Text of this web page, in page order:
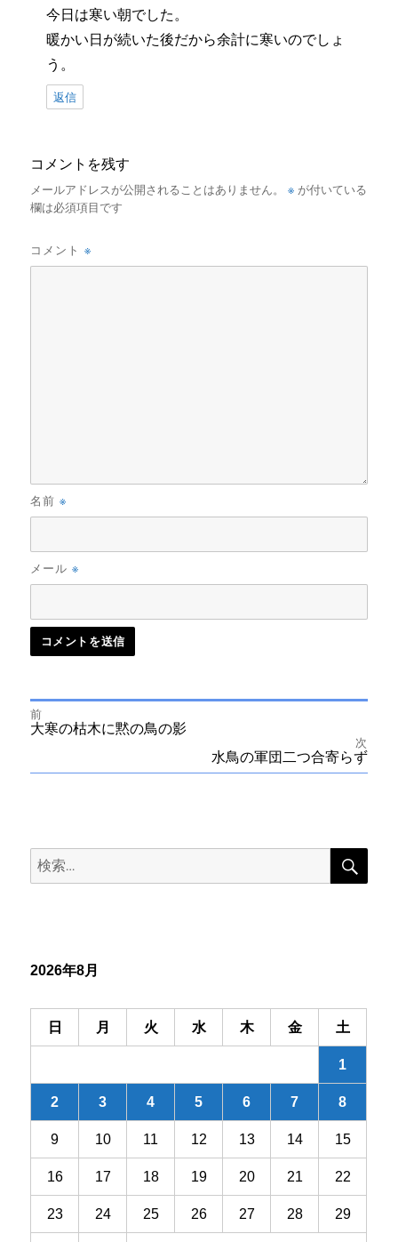
今日は寒い朝でした。
暖かい日が続いた後だから余計に寒いのでしょ
う。
返信
コメントを残す
メールアドレスが公開されることはありません。 ※ が付いている
欄は必須項目です
コメント※
名前※
メール※
投
ゲ
ン
前
前
の
大寒の枯木に黙の鳥の影
次
水鳥の軍団二つ合寄らず
検
索:
検
2026年8月
日 月 火 水 木 金 土
1
2 3 4 5 6 7 8
9 10 11 12 13 14 15
16 17 18 19 20 21 22
23 24 25 26 27 28 29